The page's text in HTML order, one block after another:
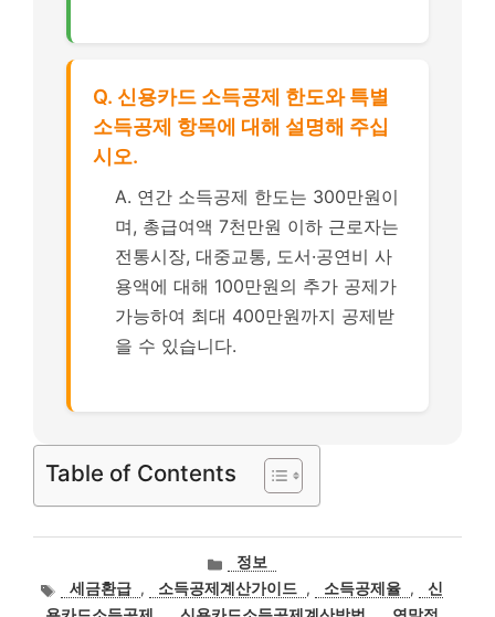
Q. 신용카드 소득공제 한도와 특별
소득공제 항목에 대해 설명해 주십
시오.
A. 연간 소득공제 한도는 300만원이
며, 총급여액 7천만원 이하 근로자는
전통시장, 대중교통, 도서·공연비 사
용액에 대해 100만원의 추가 공제가
가능하여 최대 400만원까지 공제받
을 수 있습니다.
Table of Contents
카
테
고
정보
태
그
세금환급 , 소득공제계산가이드 , 소득공제율 ,
신